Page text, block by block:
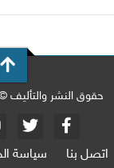
حقوق النشر والتأليف © 2024 موقع
اتصل بنا سياسة